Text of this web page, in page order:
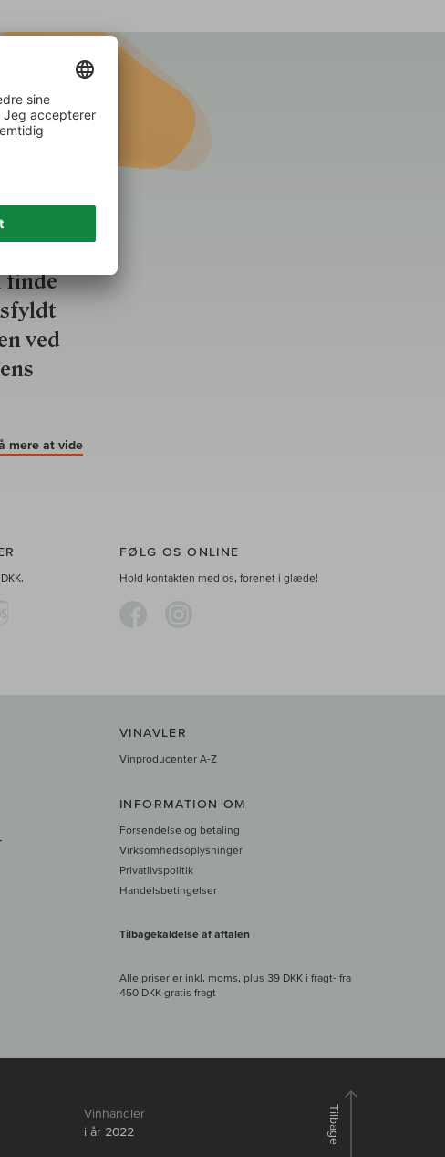
finde
ved
mere at vide
FØLG OS ONLINE
Hold kontakten med os, forenet i glæde!
VINAVLER
Vinproducenter A-Z
INFORMATION OM
Forsendelse og betaling
Virksomhedsoplysninger
Privatlivspolitik
Handelsbetingelser
Tilbagekaldelse af aftalen
Alle priser er inkl. moms, plus 39 DKK i fragt- fra
450 DKK gratis fragt
Vinhandler
i år 2022
Tilbage